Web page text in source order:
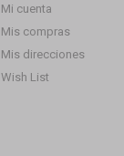
Mi cuenta
Mis compras
Mis direcciones
Wish List